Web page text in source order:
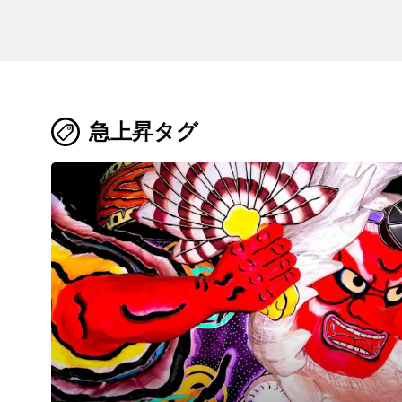
急上昇タグ